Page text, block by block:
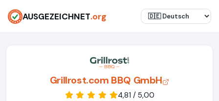
AUSGEZEICHNET.org
Grillrost.com BBQ GmbH
4,81 / 5,00